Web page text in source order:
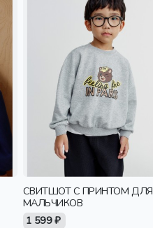
СВИТШОТ С ПРИНТОМ ДЛЯ
МАЛЬЧИКОВ
1 599 ₽